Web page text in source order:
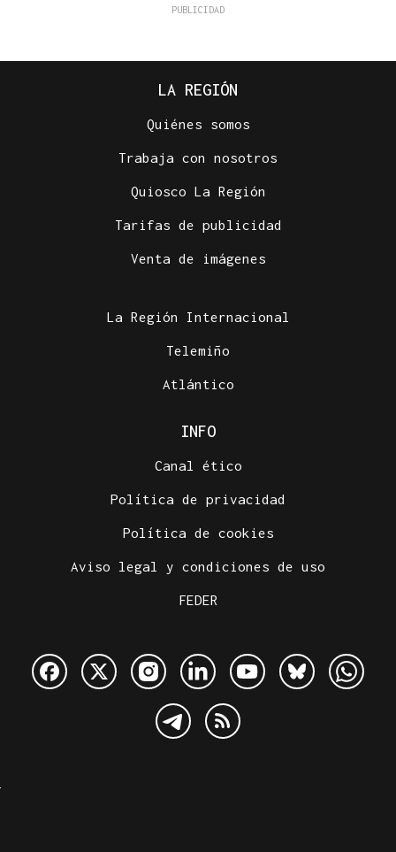
LA REGIÓN
Quiénes somos
Trabaja con nosotros
Quiosco La Región
Tarifas de publicidad
Venta de imágenes
La Región Internacional
Telemiño
Atlántico
INFO
Canal ético
Política de privacidad
Política de cookies
Aviso legal y condiciones de uso
FEDER